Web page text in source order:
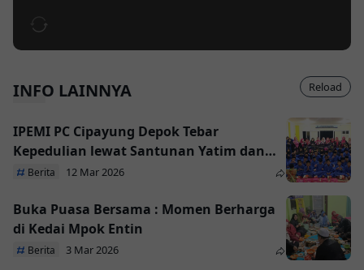
INFO LAINNYA
IPEMI PC Cipayung Depok Tebar
Kepedulian lewat Santunan Yatim dan
Bagi Takjil
Berita 12 Mar 2026
Buka Puasa Bersama : Momen Berharga
di Kedai Mpok Entin
Berita 3 Mar 2026
Reload